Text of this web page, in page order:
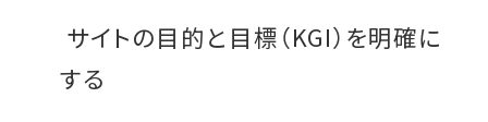
サイトの目的と目標（KGI）を明確に
する